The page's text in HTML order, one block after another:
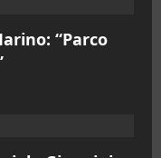
“Parco